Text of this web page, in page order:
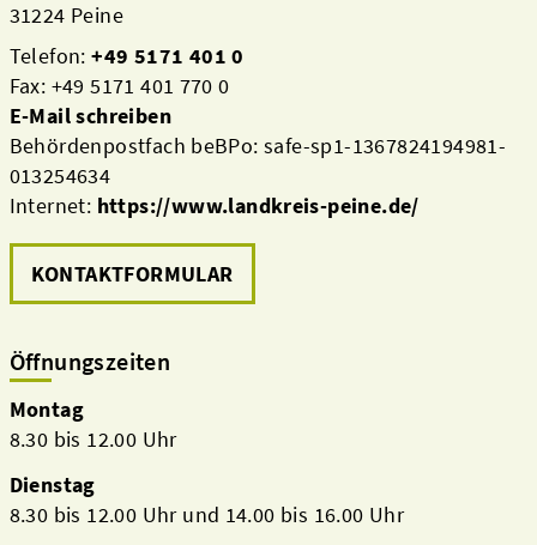
31224 Peine
Telefon:+49 5171 401 0
Fax: +49 5171 401 770 0
E-Mail schreiben
Behördenpostfach beBPo: safe-sp1-1367824194981-
013254634
Internet: https://www.landkreis-peine.de/
KONTAKTFORMULAR
Öffnungszeiten
Montag
8.30 bis 12.00 Uhr
Dienstag
8.30 bis 12.00 Uhr und 14.00 bis 16.00 Uhr